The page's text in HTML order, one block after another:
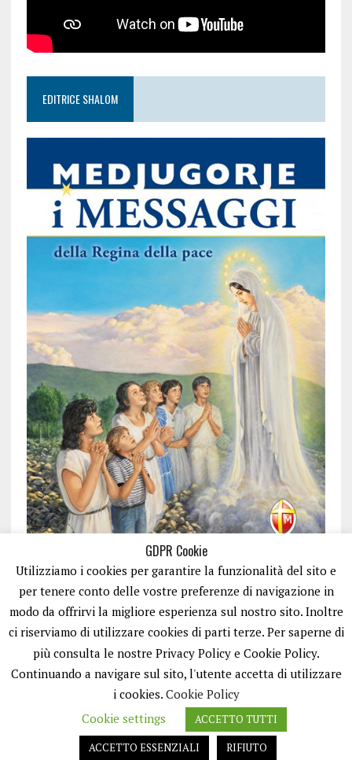
EDITRICE SHALOM
ISCRIVITI
GDPR Cookie
Utilizziamo i cookies per garantire la funzionalità del sito e
per tenere conto delle vostre preferenze di navigazione in
modo da offrirvi la migliore esperienza sul nostro sito. Inoltre
ci riserviamo di utilizzare cookies di parti terze. Per saperne di
più consulta le nostre Privacy Policy e Cookie Policy.
Continuando a navigare sul sito, l'utente accetta di utilizzare
i cookies. Cookie Policy
Cookie settings
ACCETTO TUTTI
ACCETTO ESSENZIALI
RIFIUTO